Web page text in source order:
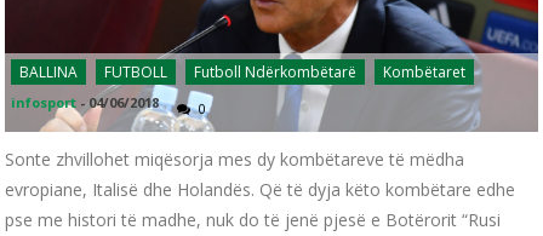
BALLINA FUTBOLL Futboll Ndërkombëtarë Kombëtaret
infosport - 04/06/2018 0
Sonte zhvillohet miqësorja mes dy kombëtareve të mëdha
evropiane, Italisë dhe Holandës. Që të dyja këto kombëtare edhe
pse me histori të madhe, nuk do të jenë pjesë e Botërorit “Rusi